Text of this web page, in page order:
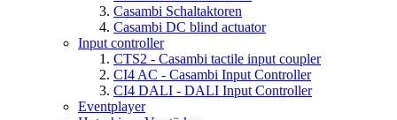
Casambi Schaltaktoren
Casambi DC blind actuator
Input controller
CTS2 - Casambi tactile input coupler
CI4 AC - Casambi Input Controller
CI4 DALI - DALI Input Controller
Eventplayer